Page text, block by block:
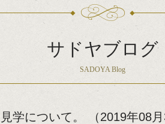
サドヤブログ
SADOYA Blog
学について。 （2019年08